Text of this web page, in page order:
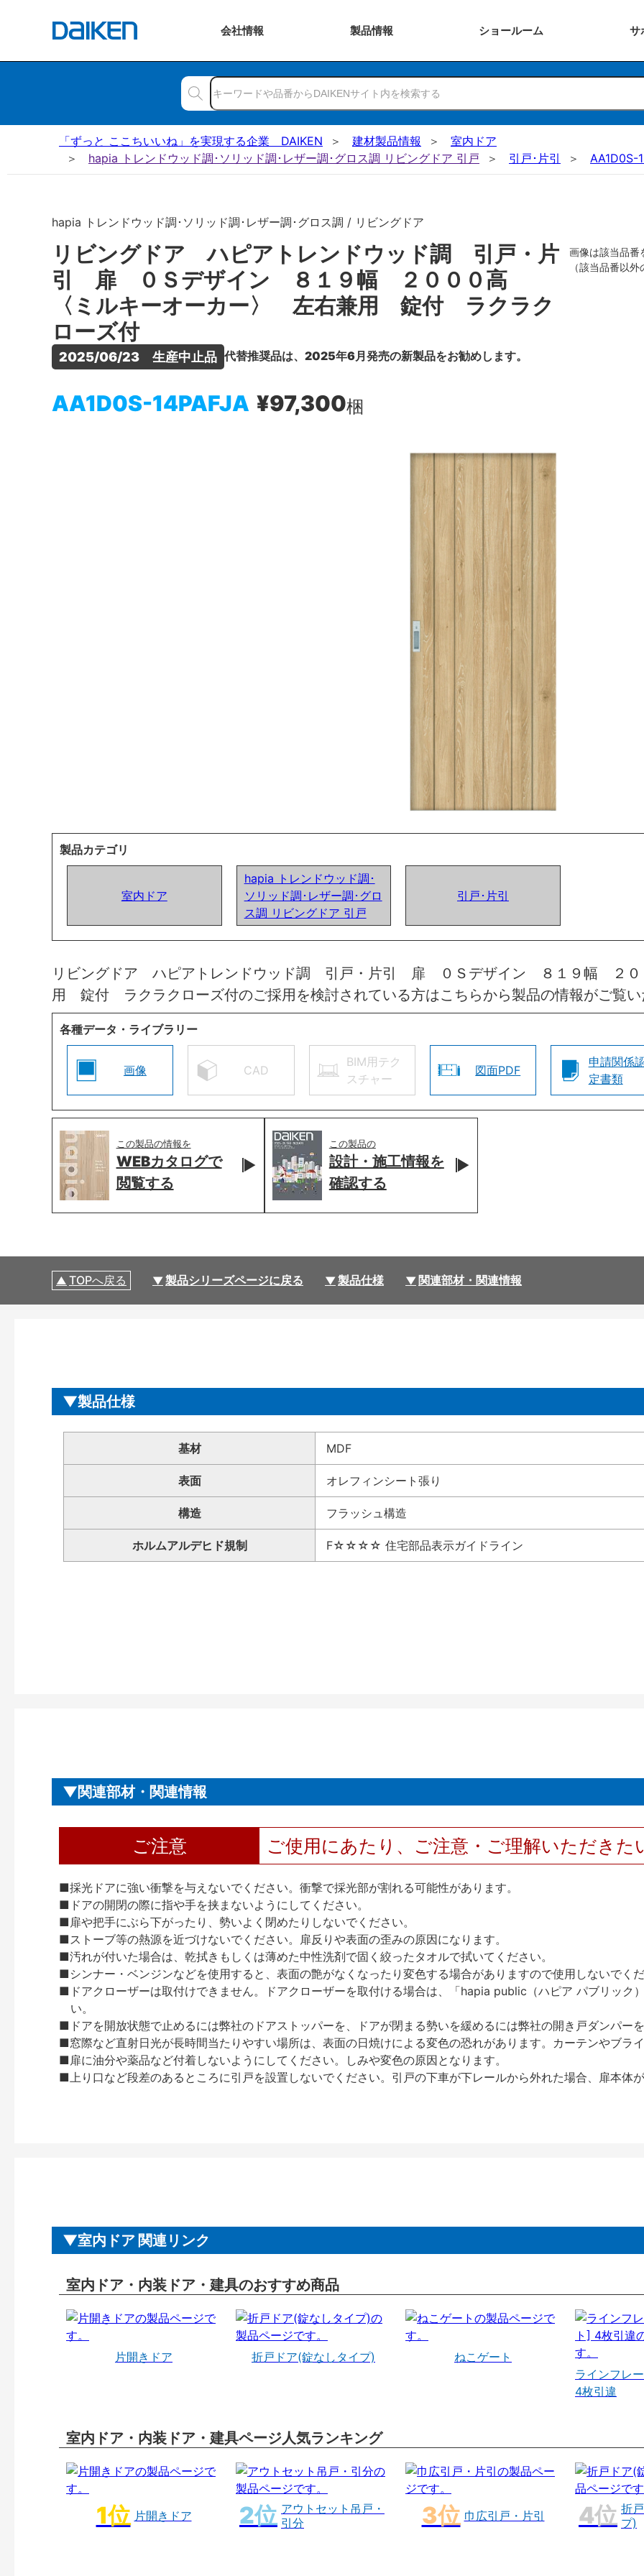
会社情報 製品情報 ショールーム サ
「ずっと ここちいいね」を実現する企業 DAIKEN 建材製品情報
室内ドア
hapia トレンドウッド調･ソリッド調･レザー調･グロス調 リビングドア 引戸
引戸･片引 AA1D0S-
hapia トレンドウッド調･ソリッド調･レザー調･グロス調 / リビングドア
リビングドア ハピアトレンドウッド調 引戸・片
引 扉 ０Ｓデザイン ８１９幅 ２０００高
〈ミルキーオーカー〉 左右兼用 錠付 ラクラク
ローズ付
2025/06/23　生産中止品 代替推奨品は、2025年6月発売の新製品をお勧めします。
AA1D0S-14PAFJA ¥97,300梱
画像は該当品番
（該当品番以
製品カテゴリ
室内ドア
hapia トレンドウッド調･
ソリッド調･レザー調･グロ
ス調 リビングドア 引戸
引戸･片引
リビングドア ハピアトレンドウッド調 引戸・片引 扉 ０Ｓデザイン ８１９幅 ２
用 錠付 ラクラクローズ付のご採用を検討されている方はこちらから製品の情報がご覧い
各種データ・ライブラリー
画像 CAD
BIM用テク
スチャー
図面PDF
申請関係
定書類
この製品の情報を
WEBカタログで
閲覧する
この製品の
設計・施工情報を
確認する
TOPへ戻る 製品シリーズページに戻る 製品仕様 関連部材・関連情報
製品仕様
基材 MDF
表面 オレフィンシート張り
構造 フラッシュ構造
ホルムアルデヒド規制 F☆☆☆☆ 住宅部品表示ガイドライン
関連部材・関連情報
ご注意 ご使用にあたり、ご注意・ご理解いただきた
■採光ドアに強い衝撃を与えないでください。衝撃で採光部が割れる可能性があります。
■ドアの開閉の際に指や手を挟まないようにしてください。
■扉や把手にぶら下がったり、勢いよく閉めたりしないでください。
■ストーブ等の熱源を近づけないでください。扉反りや表面の歪みの原因になります。
■汚れが付いた場合は、乾拭きもしくは薄めた中性洗剤で固く絞ったタオルで拭いてください。
■シンナー・ベンジンなどを使用すると、表面の艶がなくなったり変色する場合がありますので使用しないでく
■ドアクローザーは取付けできません。ドアクローザーを取付ける場合は、「hapia public（ハピア パブリック
い。
■ドアを開放状態で止めるには弊社のドアストッパーを、ドアが閉まる勢いを緩めるには弊社の開き戸ダンパー
■窓際など直射日光が長時間当たりやすい場所は、表面の日焼けによる変色の恐れがあります。カーテンやブラ
■扉に油分や薬品など付着しないようにしてください。しみや変色の原因となります。
■上り口など段差のあるところに引戸を設置しないでください。引戸の下車が下レールから外れた場合、扉本体
室内ドア 関連リンク
室内ドア・内装ドア・建具のおすすめ商品
片開きドア 折戸ドア(錠なしタイプ)
ねこゲート
ラインフレ
4枚引違
室内ドア・内装ドア・建具ページ人気ランキング
片開きドア
アウトセット吊戸・
引分
巾広引戸・片引
折
プ)